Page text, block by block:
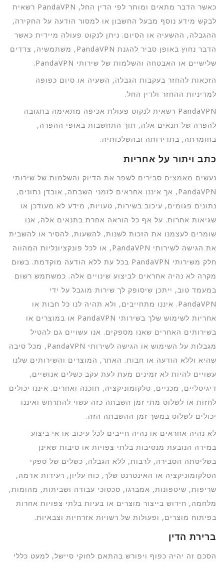
כאשר הדבר מתאים ומותר לפי הדין החל, PandaVPN רשאית
לבקש מידע נוסף מבעל החשבון או למסור הודעה על החקירה,
ההגבלה, ההשעיה או הסיום. ניתן לנקוט פעולה מיידית כאשר
הדבר נחוץ באופן סביר להגנת PandaVPN, משתמשיה, צדדים
שלישיים או האבטחה והשלמות של שירותי PandaVPN.
הזכאות להחזר בעקבות הגבלה, השעיה או סיום כפופה
למדיניות ההחזר ולדין החל.
PandaVPN רשאית לנקוט פעולת אכיפה מתאימה בתגובה
להפרה של תנאים אלה, תוך התחשבות באופי ההפרה,
בחומרתה, בתדירותה ובהשלכותיה.
כתב ויתור על אחריות
נעשים מאמצים סבירים לשפר את הדיוק והשלמות של שירותי
PandaVPN, אך איננו אחראים לזמני השבתה, אובדן נתונים,
נתונים פגומים, עיכוב בשירות, טעויות, מידע לא מעודכן או
שגיאות אחרות. על אף כל הוראה אחרת בתנאים אלה, אנו
שומרים לעצמנו את הזכות לשנות, להשעות, להסיר או להשבית
את הגישה לשירותי PandaVPN, או לכל פונקציונליות המהווה
חלק משירותי PandaVPN בכל עת ללא הודעה מוקדמת. בשום
מקרה לא נהיה אחראים לביצוע שינויים אלה. כמשתמש רשום
במעמד טוב, ייתכן שיסופק לך שירות מוגבל על ידי
PandaVPN. איננו מתחייבים, ולא תהיה לנו כל חבות או
אחריות לשימוש שלך בשירותי PandaVPN או במוצרים או
בשירותים האחרים שאנו מספקים. אנו עשויים גם להטיל
מגבלות על השימוש או הגישה לשירותי PandaVPN, מכל סיבה
שהיא וללא הודעה או חבות. האתר, המוצרים והשירותים שלנו
עשויים להיות לא זמינים מעת לעת עקב כשלים אנושיים,
דיגיטליים, מכניים, טלקומוניקציה, תוכנה ואחרים. איננו יכולים
לחזות או לשלוט מתי זמן השבתה כזה עשוי להתרחש ואיננו
יכולים לשלוט במשך זמן ההשבתה הזה.
לא נהיה אחראים או נהיה חייבים לכל עיכוב או אי ביצוע
במידה הנובעת מנסיבות בלתי צפויות או סיבות שאינן
בשליטתה הסבירה, לרבות, ללא הגבלה, כשלים של ספקי
הטלקומוניקציה או האינטרנט שלך, כוח עליון, רעידות אדמה,
שריפות, שיטפונות, אמברגו, סכסוכי עבודה ושביתות, מהומות,
מלחמה, חידוש בייצור מוצרים או בעיות בלתי צפויות אחרות
בפיתוח מוצרים, ופעולות של רשויות אזרחיות וצבאיות.
ברירת הדין
הסכם זה יהיה כפוף ויפורש בהתאם לחוקי סיישל, למעט כללי